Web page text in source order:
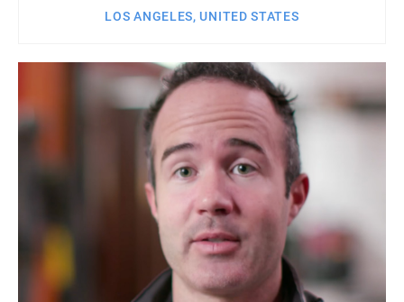
LOS ANGELES, UNITED STATES